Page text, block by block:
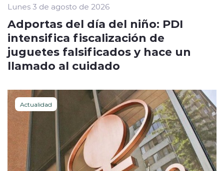
Lunes 3 de agosto de 2026
Adportas del día del niño: PDI
intensifica fiscalización de
juguetes falsificados y hace un
llamado al cuidado
Actualidad